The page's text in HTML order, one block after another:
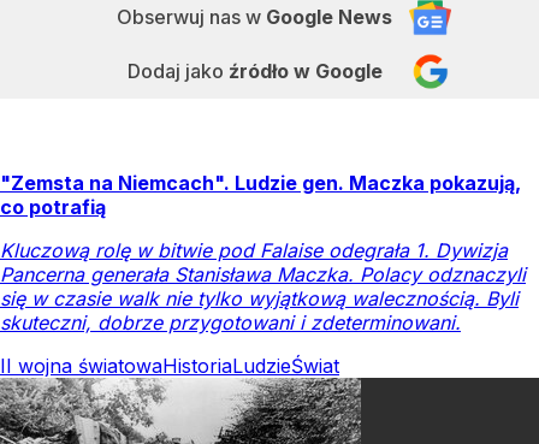
Obserwuj nas w Google News
Dodaj jako źródło w Google
"Zemsta na Niemcach". Ludzie gen. Maczka pokazują,
co potrafią
Kluczową rolę w bitwie pod Falaise odegrała 1. Dywizja
Pancerna generała Stanisława Maczka. Polacy odznaczyli
się w czasie walk nie tylko wyjątkową walecznością. Byli
skuteczni, dobrze przygotowani i zdeterminowani.
II wojna światowaHistoriaLudzieŚwiat